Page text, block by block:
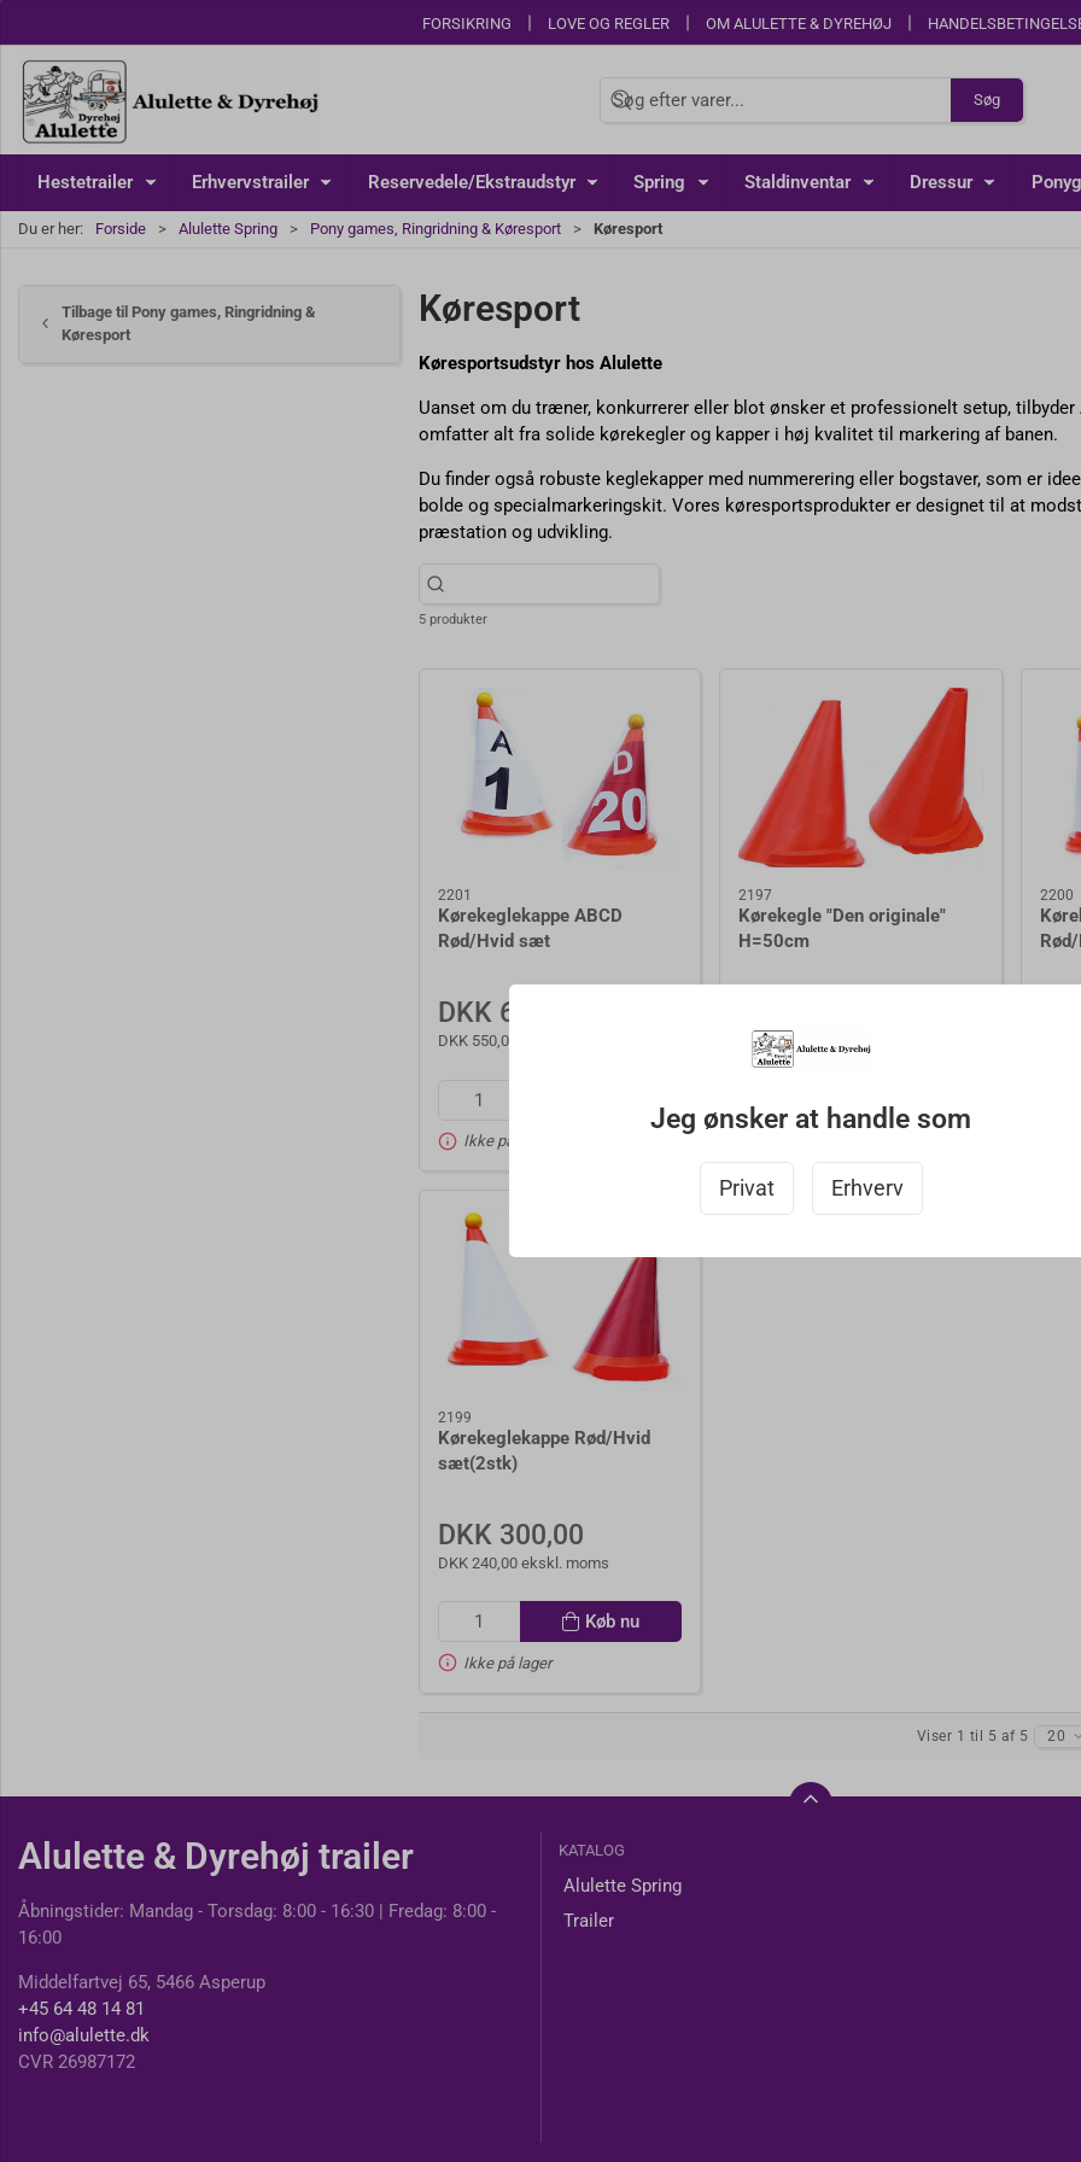
FORSIKRING LOVE OG REGLER OM ALULETTE & DYREHØJ
Søg
Hestetrailer Erhvervstrailer Reservedele/Ekstraudstyr Spring Staldinventar Dressur
Du er her: Forside Alulette Spring Pony games, Ringridning & Køresport Køresport
Jeg ønsker at handle som
Privat Erhverv
Tilbage til Pony games, Ringridning &
Køresport
Køresport
Køresportsudstyr hos Alulette
Uanset om du træner, konkurrerer eller blot ønsker et professionelt setup,
omfatter alt fra solide kørekegler og kapper i høj kvalitet til markering af banen.
Du finder også robuste keglekapper med nummerering eller bogstaver, som er
bolde og specialmarkeringskit. Vores køresportsprodukter er designet til at
præstation og udvikling.
5 produkter
2201
Kørekeglekappe ABCD
Rød/Hvid sæt
DKK 687,50
DKK 550,00 ekskl. moms
Ikke på lager
2197
Kørekegle "Den originale"
H=50cm
DKK 350,00 ekskl. moms
2200
2199
Kørekeglekappe Rød/Hvid
sæt(2stk)
DKK 300,00
DKK 240,00 ekskl. moms
Køb nu
Ikke på lager
Viser 1 til 5 af 5 20
Alulette & Dyrehøj trailer
Åbningstider: Mandag - Torsdag: 8:00 - 16:30 | Fredag: 8:00 -
16:00
Middelfartvej 65, 5466 Asperup
+45 64 48 14 81
info@alulette.dk
CVR 26987172
KATALOG
Alulette Spring
Trailer